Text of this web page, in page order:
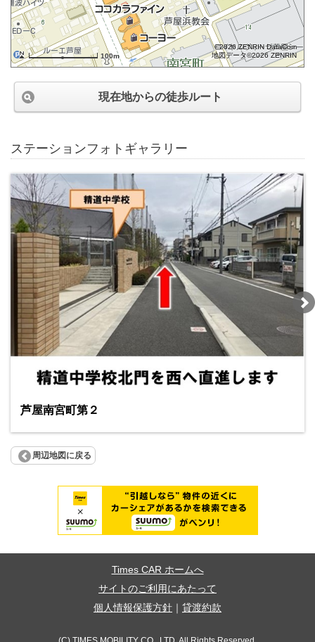
100m
©2026 ZENRIN DataCom
地図データ©2026 ZENRIN
現在地からの徒歩ルート
ステーションフォトギャラリー
芦屋南宮町第２
周辺地図に戻る
Times CAR ホームへ
サイトのご利用にあたって
個人情報保護方針
貸渡約款